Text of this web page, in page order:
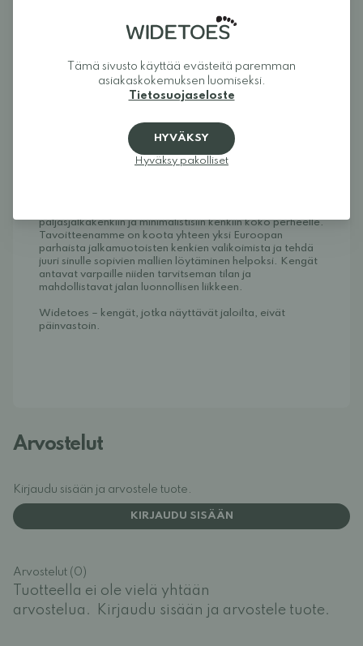
myös korkeammalle jalkaholville säädettävän
nauhoituksen ansiosta
Käsittele kenkiä säännöllisesti suojaavalla suihkeella
suojataksesi kenkiä likaa vastaan. Esim. tämä Collonilin
käyttää kenkiä ilman pohjallisia, tämä antaa myös hieman
enemmän leveyttä kenkiin.
paljasjalkakenkiin ja minimalistisiin kenkiin koko perheelle.
Tavoitteenamme on koota yhteen yksi Euroopan
parhaista jalkamuotoisten kenkien valikoimista ja tehdä
juuri sinulle sopivien mallien löytäminen helpoksi. Kengät
antavat varpaille niiden tarvitseman tilan ja
mahdollistavat jalan luonnollisen liikkeen.
Widetoes – kengät, jotka näyttävät jaloilta, eivät
päinvastoin.
Arvostelut
Kirjaudu sisään ja arvostele tuote.
KIRJAUDU SISÄÄN
Arvostelut (0)
Tuotteella ei ole vielä yhtään
arvostelua.
Kirjaudu sisään ja arvostele tuote.
Tämä sivusto käyttää evästeitä paremman
asiakaskokemuksen luomiseksi.
Tietosuojaseloste
HYVÄKSY
Hyväksy pakolliset